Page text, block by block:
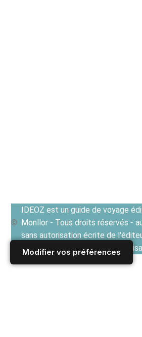
Modifier vos préférences
IDEOZ est un guide de voyage
Monllor - Tous droits réservés -
sans autorisation écrite de
Voir les Conditions générales